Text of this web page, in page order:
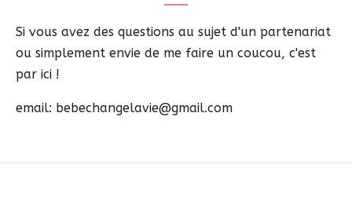
Si vous avez des questions au sujet d'un partenariat
ou simplement envie de me faire un coucou, c'est
par ici !
email: bebechangelavie@gmail.com